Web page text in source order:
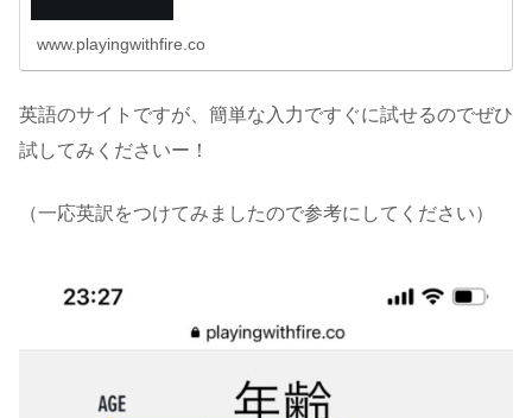
www.playingwithfire.co
英語のサイトですが、簡単な入力ですぐに試せるのでぜひ
試してみくださいー！
（一応英訳をつけてみましたので参考にしてください）